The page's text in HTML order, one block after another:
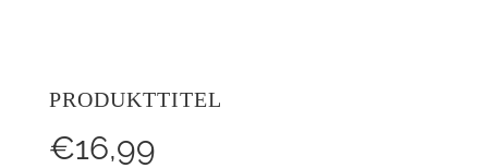
PRODUKTTITEL
€16,99